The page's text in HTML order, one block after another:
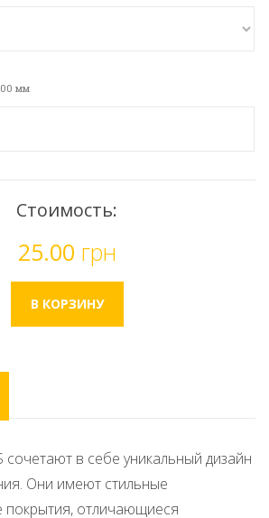
мм
Стоимость:
25.00 грн
сочетают в себе уникальный дизайн
Они имеют стильные
покрытия, отличающиеся